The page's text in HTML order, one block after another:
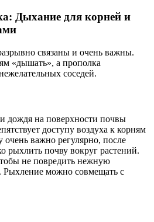
Дыхание для корней и
связаны и очень важны.
«дышать», а прополка
соседей.
дождя на поверхности почвы
доступу воздуха к корням
очень важно регулярно, после
рыхлить почву вокруг растений.
не повредить нежную
Рыхление можно совмещать с